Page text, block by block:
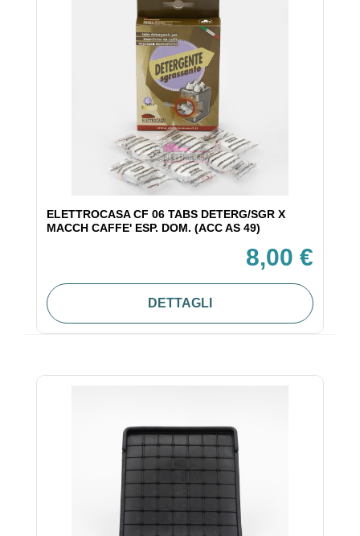
ELETTROCASA CF 06 TABS DETERG/SGR X
MACCH CAFFE' ESP. DOM. (ACC AS 49)
8,00 €
DETTAGLI